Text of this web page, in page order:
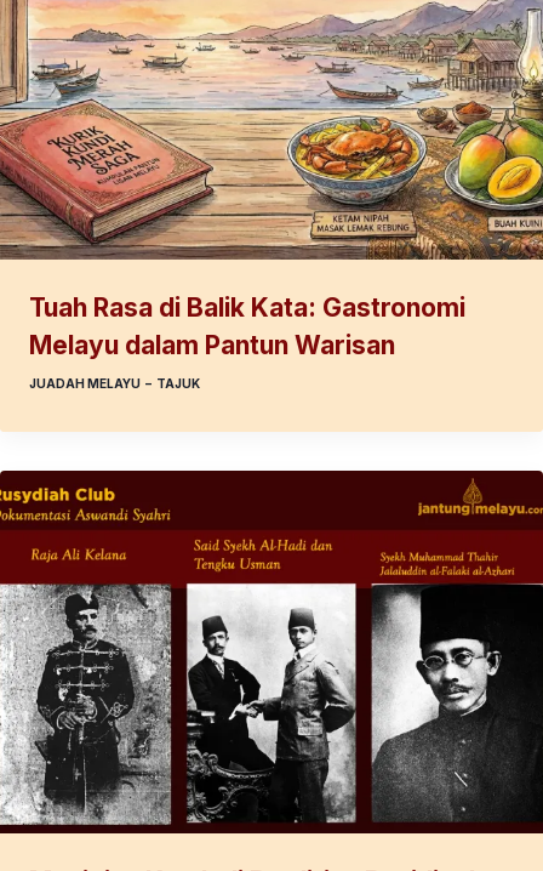
Tuah Rasa di Balik Kata: Gastronomi
Melayu dalam Pantun Warisan
JUADAH MELAYU – TAJUK